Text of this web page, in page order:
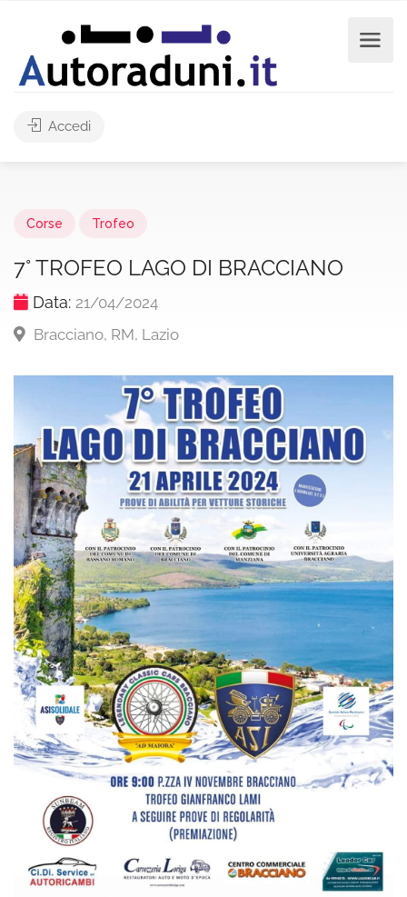
Accedi
Corse Trofeo
7° TROFEO LAGO DI BRACCIANO
Data: 21/04/2024
Bracciano, RM, Lazio